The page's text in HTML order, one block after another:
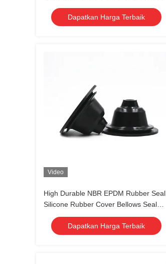
Dapatkan Harga Terbaik
Video
High Durable NBR EPDM Rubber Seal
Silicone Rubber Cover Bellows Seal
Mekanis
Dapatkan Harga Terbaik